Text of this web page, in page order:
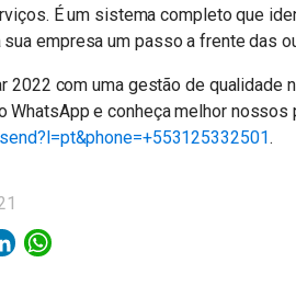
É um sistema completo que
empresa um passo a frente das
2022 com uma gestão de qualidade
WhatsApp e conheça melhor
.
LinkedIn
WhatsApp